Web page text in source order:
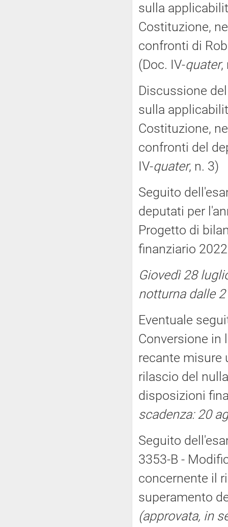
sulla
Costituzione,
confronti di
(Doc. IV-quater,
Discussione
sulla
Costituzione,
confronti del
IV-quater, n. 3)
Seguito
deputati per
Progetto di
finanziario
Giovedì 28
notturna dalle
Eventuale
Conversione in
recante misure
rilascio del
disposizioni
scadenza: 20
Seguito
3353-B -
concernente il
superamento
(approvata, in